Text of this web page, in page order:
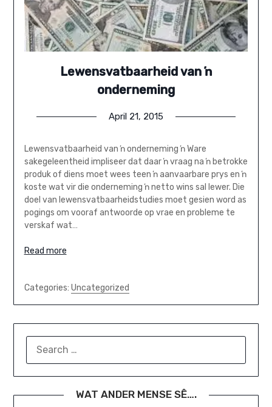
Lewensvatbaarheid van ŉ
onderneming
April 21, 2015
Lewensvatbaarheid van ŉ onderneming ŉ Ware
sakegeleentheid impliseer dat daar ŉ vraag na ŉ betrokke
produk of diens moet wees teen ŉ aanvaarbare prys en ŉ
koste wat vir die onderneming ŉ netto wins sal lewer. Die
doel van lewensvatbaarheidstudies moet gesien word as
pogings om vooraf antwoorde op vrae en probleme te
verskaf wat…
Read more
Categories: Uncategorized
WAT ANDER MENSE SÊ….